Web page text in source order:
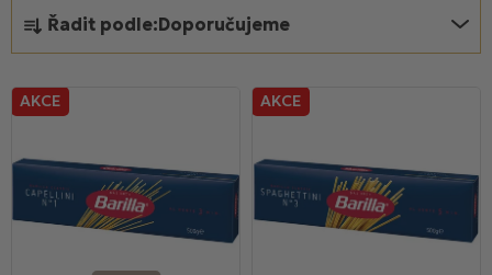
a
z
e
n
Řadit podle:Doporučujeme
ů
AKCE AKCE